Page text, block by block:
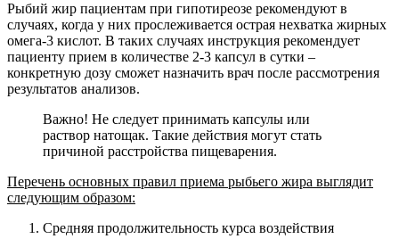
Рыбий жир пациентам при гипотиреозе рекомендуют в
случаях, когда у них прослеживается острая нехватка жирных
омега-3 кислот. В таких случаях инструкция рекомендует
пациенту прием в количестве 2-3 капсул в сутки –
конкретную дозу сможет назначить врач после рассмотрения
результатов анализов.
Важно! Не следует принимать капсулы или
раствор натощак. Такие действия могут стать
причиной расстройства пищеварения.
Перечень основных правил приема рыбьего жира выглядит
следующим образом:
Средняя продолжительность курса воздействия